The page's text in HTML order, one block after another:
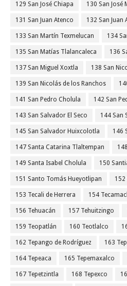
129 San José Chiapa 130 San José
131 San Juan Atenco 132 San Juan
133 San Martín Texmelucan 134
135 San Matías Tlalancaleca 136
137 San Miguel Xoxtla 138 San
139 San Nicolás de los Ranchos
141 San Pedro Cholula 142 San
143 San Salvador El Seco 144 San
145 San Salvador Huixcolotla 146
147 Santa Catarina Tlaltempan
149 Santa Isabel Cholula 150
151 Santo Tomás Hueyotlipan 152
153 Tecali de Herrera 154
156 Tehuacán 157 Tehuitzingo
159 Teopatlán 160 Teotlalco
162 Tepango de Rodríguez 163
164 Tepeaca 165 Tepemaxalco
167 Tepetzintla 168 Tepexco